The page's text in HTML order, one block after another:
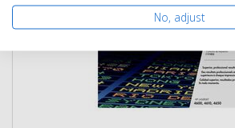
No, adjust